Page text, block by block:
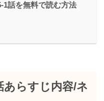
1話を無料で読む方法
あらすじ内容/ネ